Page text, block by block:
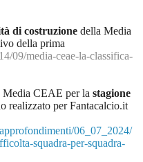
di costruzione della Media
della prima
09/media-ceae-la-classifica-
Media CEAE per la stagione
realizzato per Fantacalcio.it
06_07_2024/
squadra-per-squadra-